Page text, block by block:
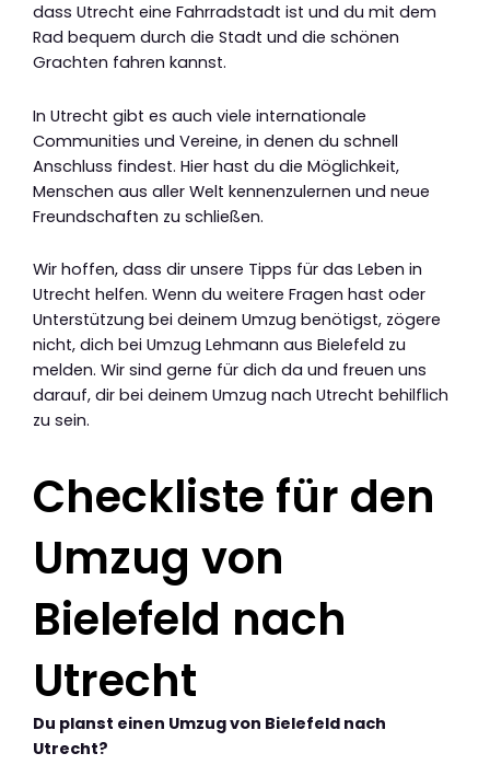
dass Utrecht eine Fahrradstadt ist und du mit dem
Rad bequem durch die Stadt und die schönen
Grachten fahren kannst.
In Utrecht gibt es auch viele internationale
Communities und Vereine, in denen du schnell
Anschluss findest. Hier hast du die Möglichkeit,
Menschen aus aller Welt kennenzulernen und neue
Freundschaften zu schließen.
Wir hoffen, dass dir unsere Tipps für das Leben in
Utrecht helfen. Wenn du weitere Fragen hast oder
Unterstützung bei deinem Umzug benötigst, zögere
nicht, dich bei Umzug Lehmann aus Bielefeld zu
melden. Wir sind gerne für dich da und freuen uns
darauf, dir bei deinem Umzug nach Utrecht behilflich
zu sein.
Checkliste für den
Umzug von
Bielefeld nach
Utrecht
Du planst einen Umzug von Bielefeld nach
Utrecht?